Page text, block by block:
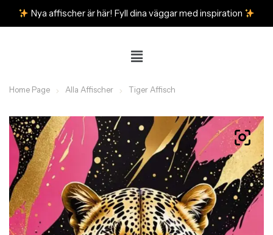
Nya affischer är här! Fyll dina väggar med inspiration
Home Page Alla Affischer Tiger Affisch